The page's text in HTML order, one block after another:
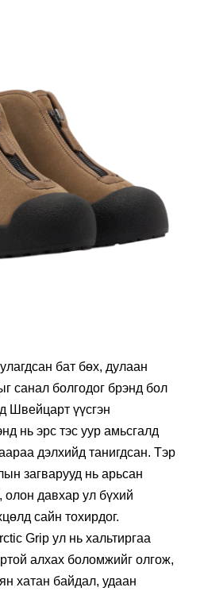
бат бөх, дулаан
санал болгодог брэнд бол
Швейцарт үүсгэн
нь эрс тэс уур амьсгалд
дэлхийд танигдсан. Тэр
загварууд нь арьсан
олон давхар ул бүхий
сайн тохирдог.
Grip ул нь хальтиргаа
алхах боломжийг олгож,
хатан байдал, удаан